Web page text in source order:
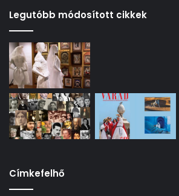
Legutóbb módosított cikkek
Címkefelhő